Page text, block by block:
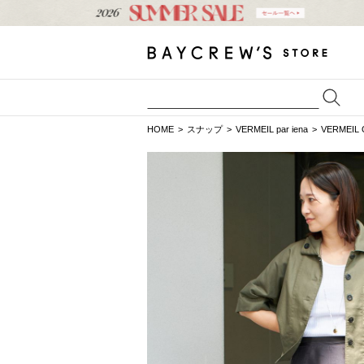
HOME スナップ VERMEIL par iena VERMEIL